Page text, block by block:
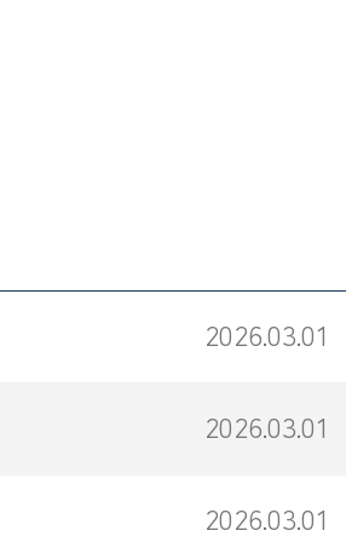
2026.03.01
2026.03.01
2026.03.01